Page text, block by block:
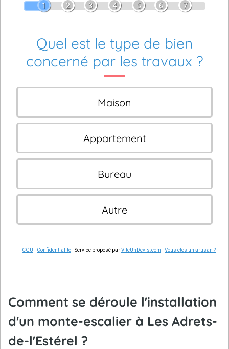
1 2 3 4 5 6 7
Quel est le type de bien
concerné par les travaux ?
Maison
Appartement
Bureau
Autre
CGU - Confidentialité- Service proposé parViteUnDevis.com -Vous êtes un artisan ?
Comment se déroule l'installation
d'un monte-escalier à Les Adrets-
de-l'Estérel ?